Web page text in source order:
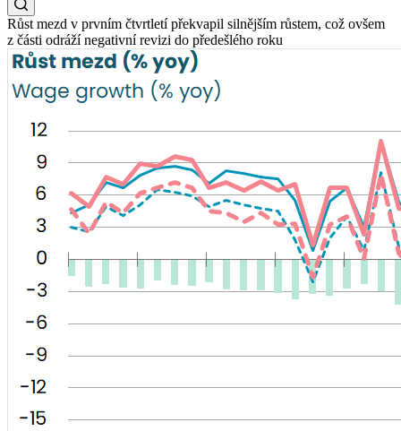
Růst mezd v prvním čtvrtletí překvapil silnějším růstem, což ovšem
z části odráží negativní revizi do předešlého roku